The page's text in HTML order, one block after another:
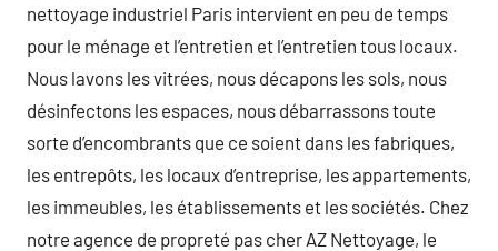
nettoyage industriel Paris intervient en peu de temps
pour le ménage et l’entretien et l’entretien tous locaux.
Nous lavons les vitrées, nous décapons les sols, nous
désinfectons les espaces, nous débarrassons toute
sorte d’encombrants que ce soient dans les fabriques,
les entrepôts, les locaux d’entreprise, les appartements,
les immeubles, les établissements et les sociétés. Chez
notre agence de propreté pas cher AZ Nettoyage, le